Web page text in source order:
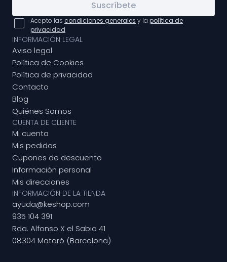
Suscríbete
Acepto las condiciones generales y la política de
privacidad
INFORMACIÓN LEGAL
Aviso legal
Política de Cookies
Política de privacidad
Contacto
Blog
Quiénes Somos
CUENTA DE CLIENTE
Mi cuenta
Mis pedidos
Cupones de descuento
Información personal
Mis direcciones
INFORMACIÓN DE LA TIENDA
ayuda@keshop.com
935 104 391
Rda. Alfonso X el Sabio 41
08304 Mataró (Barcelona)